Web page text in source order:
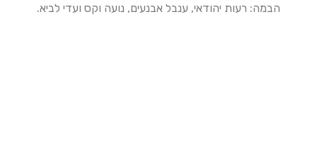
הבמה: רעות יהודאי, ענבל אבנעים, נועה וקס ועדי לביא.